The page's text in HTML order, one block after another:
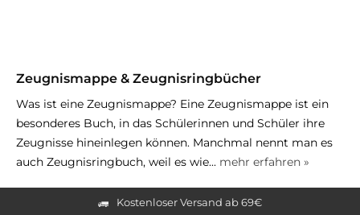
Zeugnismappe & Zeugnisringbücher
Was ist eine Zeugnismappe? Eine Zeugnismappe ist ein
besonderes Buch, in das Schülerinnen und Schüler ihre
Zeugnisse hineinlegen können. Manchmal nennt man es
auch Zeugnisringbuch, weil es wie... mehr erfahren »
Kostenloser Versand ab 69€